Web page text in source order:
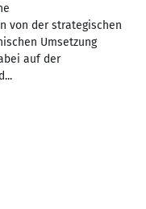
von der strategischen
Umsetzung
auf der